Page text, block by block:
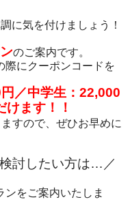
に気を付けましょう！
のご案内です。
際にクーポンコードを
／中学生：22,000
けます！！
すので、ぜひお早めに
討したい方は…／
ンをご案内いたしま